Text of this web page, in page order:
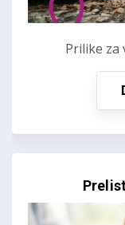
Prilike za